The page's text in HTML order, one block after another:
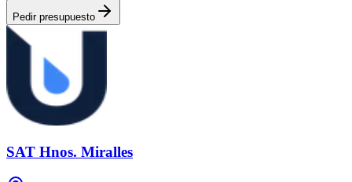
Pedir presupuesto
SAT Hnos. Miralles